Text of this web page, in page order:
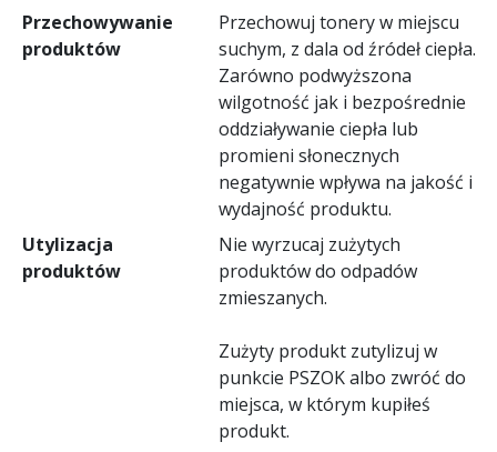
Przechowywanie
produktów
Przechowuj tonery w miejscu
suchym, z dala od źródeł ciepła.
Zarówno podwyższona
wilgotność jak i bezpośrednie
oddziaływanie ciepła lub
promieni słonecznych
negatywnie wpływa na jakość i
wydajność produktu.
Utylizacja
produktów
Nie wyrzucaj zużytych
produktów do odpadów
zmieszanych.
Zużyty produkt zutylizuj w
punkcie PSZOK albo zwróć do
miejsca, w którym kupiłeś
produkt.